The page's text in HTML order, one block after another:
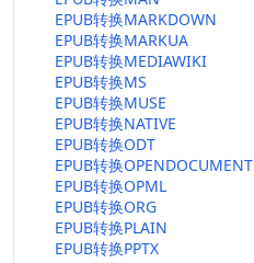
EPUB转换MARKDOWN
EPUB转换MARKUA
EPUB转换MEDIAWIKI
EPUB转换MS
EPUB转换MUSE
EPUB转换NATIVE
EPUB转换ODT
EPUB转换OPENDOCUMENT
EPUB转换OPML
EPUB转换ORG
EPUB转换PLAIN
EPUB转换PPTX